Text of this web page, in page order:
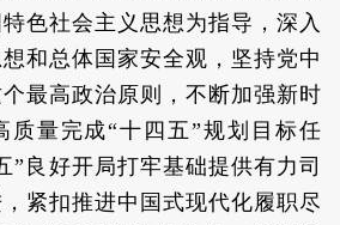
色社会主义思想为指导，深入
和总体国家安全观，坚持党中
最高政治原则，不断加强新时
质量完成“十四五”规划目标任
”良好开局打牢基础提供有力司
紧扣推进中国式现代化履职尽